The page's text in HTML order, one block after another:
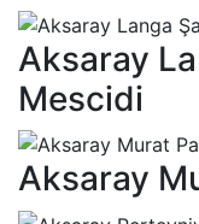
Aksaray
Mescidi
Aksaray